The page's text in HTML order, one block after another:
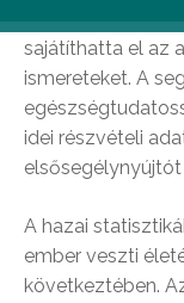
amely során 123
sajátíthatta el az
ismereteket. A
idei részvételi
A hazai
ember veszti
következtében.